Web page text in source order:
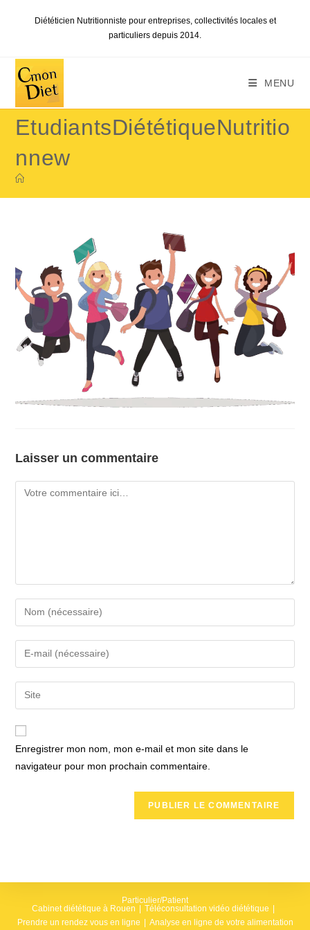
Diététicien Nutritionniste pour entreprises, collectivités locales et
particuliers depuis 2014.
MENU
EtudiantsDiététiqueNutritio
nnew
Laisser un commentaire
Comment
Enter
your
name
comment
Enter
your
email
address
comment
Saisir
l’URL
de
(facultatif)
Enregistrer mon nom, mon e-mail et mon site dans le
navigateur pour mon prochain commentaire.
Particulier/Patient
Cabinet diététique à Rouen
Téléconsultation vidéo diététique
Prendre un rendez vous en ligne
Analyse en ligne de votre alimentation